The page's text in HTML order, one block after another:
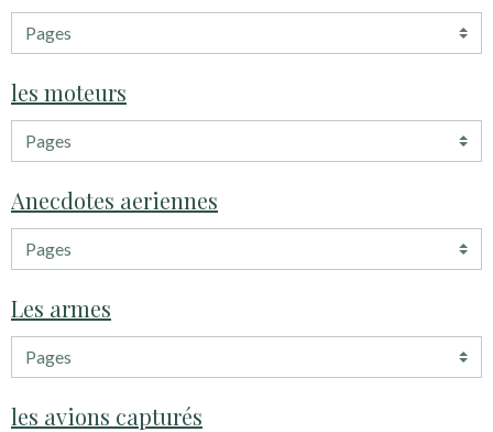
les moteurs
Anecdotes aeriennes
Les armes
les avions capturés